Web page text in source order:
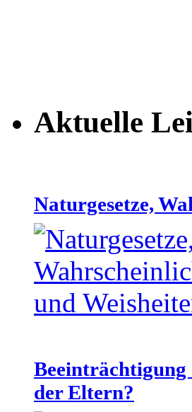
Aktuelle
Naturgesetze,
Beeinträchtigung
der Eltern?